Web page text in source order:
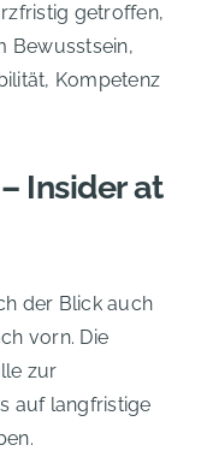
getroffen,
Bewusstsein,
Kompetenz
Insider at
der Blick auch
vorn. Die
zur
auf langfristige